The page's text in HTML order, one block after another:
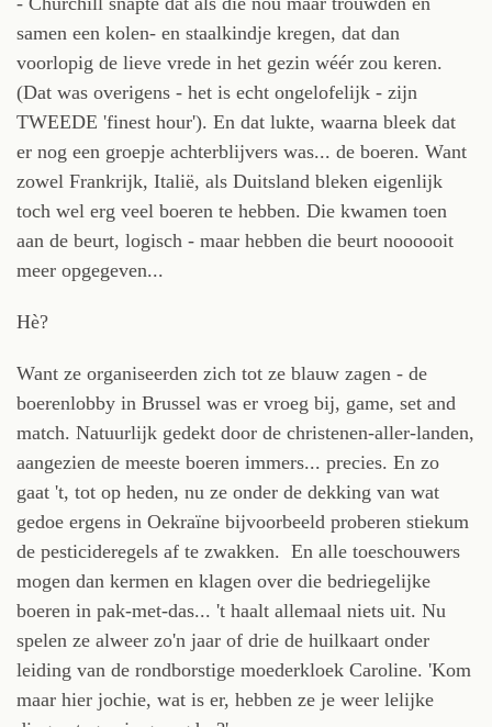
samen een kolen- en staalkindje kregen, dat dan
voorlopig de lieve vrede in het gezin wéér zou keren.
(Dat was overigens - het is echt ongelofelijk - zijn
TWEEDE 'finest hour'). En dat lukte, waarna bleek dat
er nog een groepje achterblijvers was... de boeren. Want
zowel Frankrijk, Italië, als Duitsland bleken eigenlijk
toch wel erg veel boeren te hebben. Die kwamen toen
aan de beurt, logisch - maar hebben die beurt noooooit
meer opgegeven...
Hè?
Want ze organiseerden zich tot ze blauw zagen - de
boerenlobby in Brussel was er vroeg bij, game, set and
match. Natuurlijk gedekt door de christenen-aller-landen,
aangezien de meeste boeren immers... precies. En zo
gaat 't, tot op heden, nu ze onder de dekking van wat
gedoe ergens in Oekraïne bijvoorbeeld proberen stiekum
de pesticideregels af te zwakken. En alle toeschouwers
mogen dan kermen en klagen over die bedriegelijke
boeren in pak-met-das... 't haalt allemaal niets uit. Nu
spelen ze alweer zo'n jaar of drie de huilkaart onder
leiding van de rondborstige moederkloek Caroline. 'Kom
maar hier jochie, wat is er, hebben ze je weer lelijke